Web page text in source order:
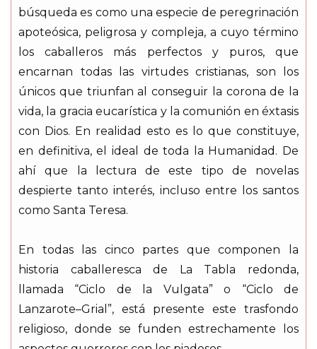
búsqueda es como una especie de peregrinación
apoteósica, peligrosa y compleja, a cuyo término
los caballeros más perfectos y puros, que
encarnan todas las virtudes cristianas, son los
únicos que triunfan al conseguir la corona de la
vida, la gracia eucarística y la comunión en éxtasis
con Dios. En realidad esto es lo que constituye,
en definitiva, el ideal de toda la Humanidad. De
ahí que la lectura de este tipo de novelas
despierte tanto interés, incluso entre los santos
como Santa Teresa.
En todas las cinco partes que componen la
historia caballeresca de La Tabla redonda,
llamada “Ciclo de la Vulgata” o “Ciclo de
Lanzarote–Grial”, está presente este trasfondo
religioso, donde se funden estrechamente los